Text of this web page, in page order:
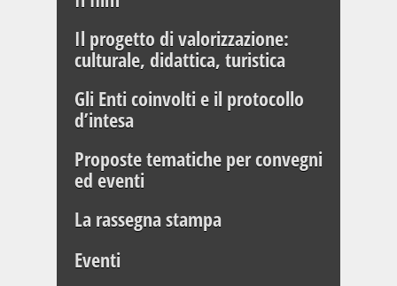
Il progetto di valorizzazione:
culturale, didattica, turistica
Gli Enti coinvolti e il protocollo
d’intesa
Proposte tematiche per convegni
ed eventi
La rassegna stampa
Eventi